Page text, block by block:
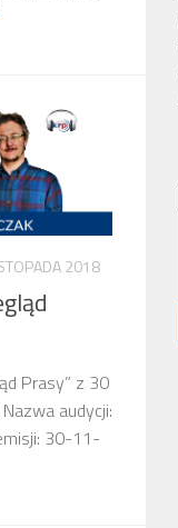
2018
Prasy” z 30
audycji:
30-11-